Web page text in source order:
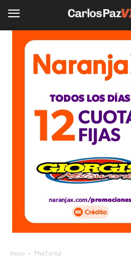
Inicio PhoTortul